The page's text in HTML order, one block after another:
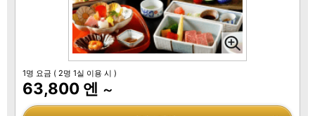
1명 요금 ( 2명 1실 이용 시 )
63,800 엔 ～